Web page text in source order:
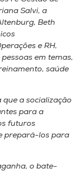
Salvi, a
Beth
e RH,
em temas,
saúde
que a socialização
para a
futuros
prepará-los para
o bate-